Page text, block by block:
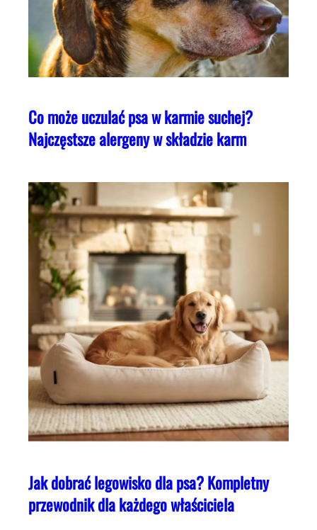
Co może uczulać psa w karmie suchej?
Najczęstsze alergeny w składzie karm
Jak dobrać legowisko dla psa? Kompletny
przewodnik dla każdego właściciela